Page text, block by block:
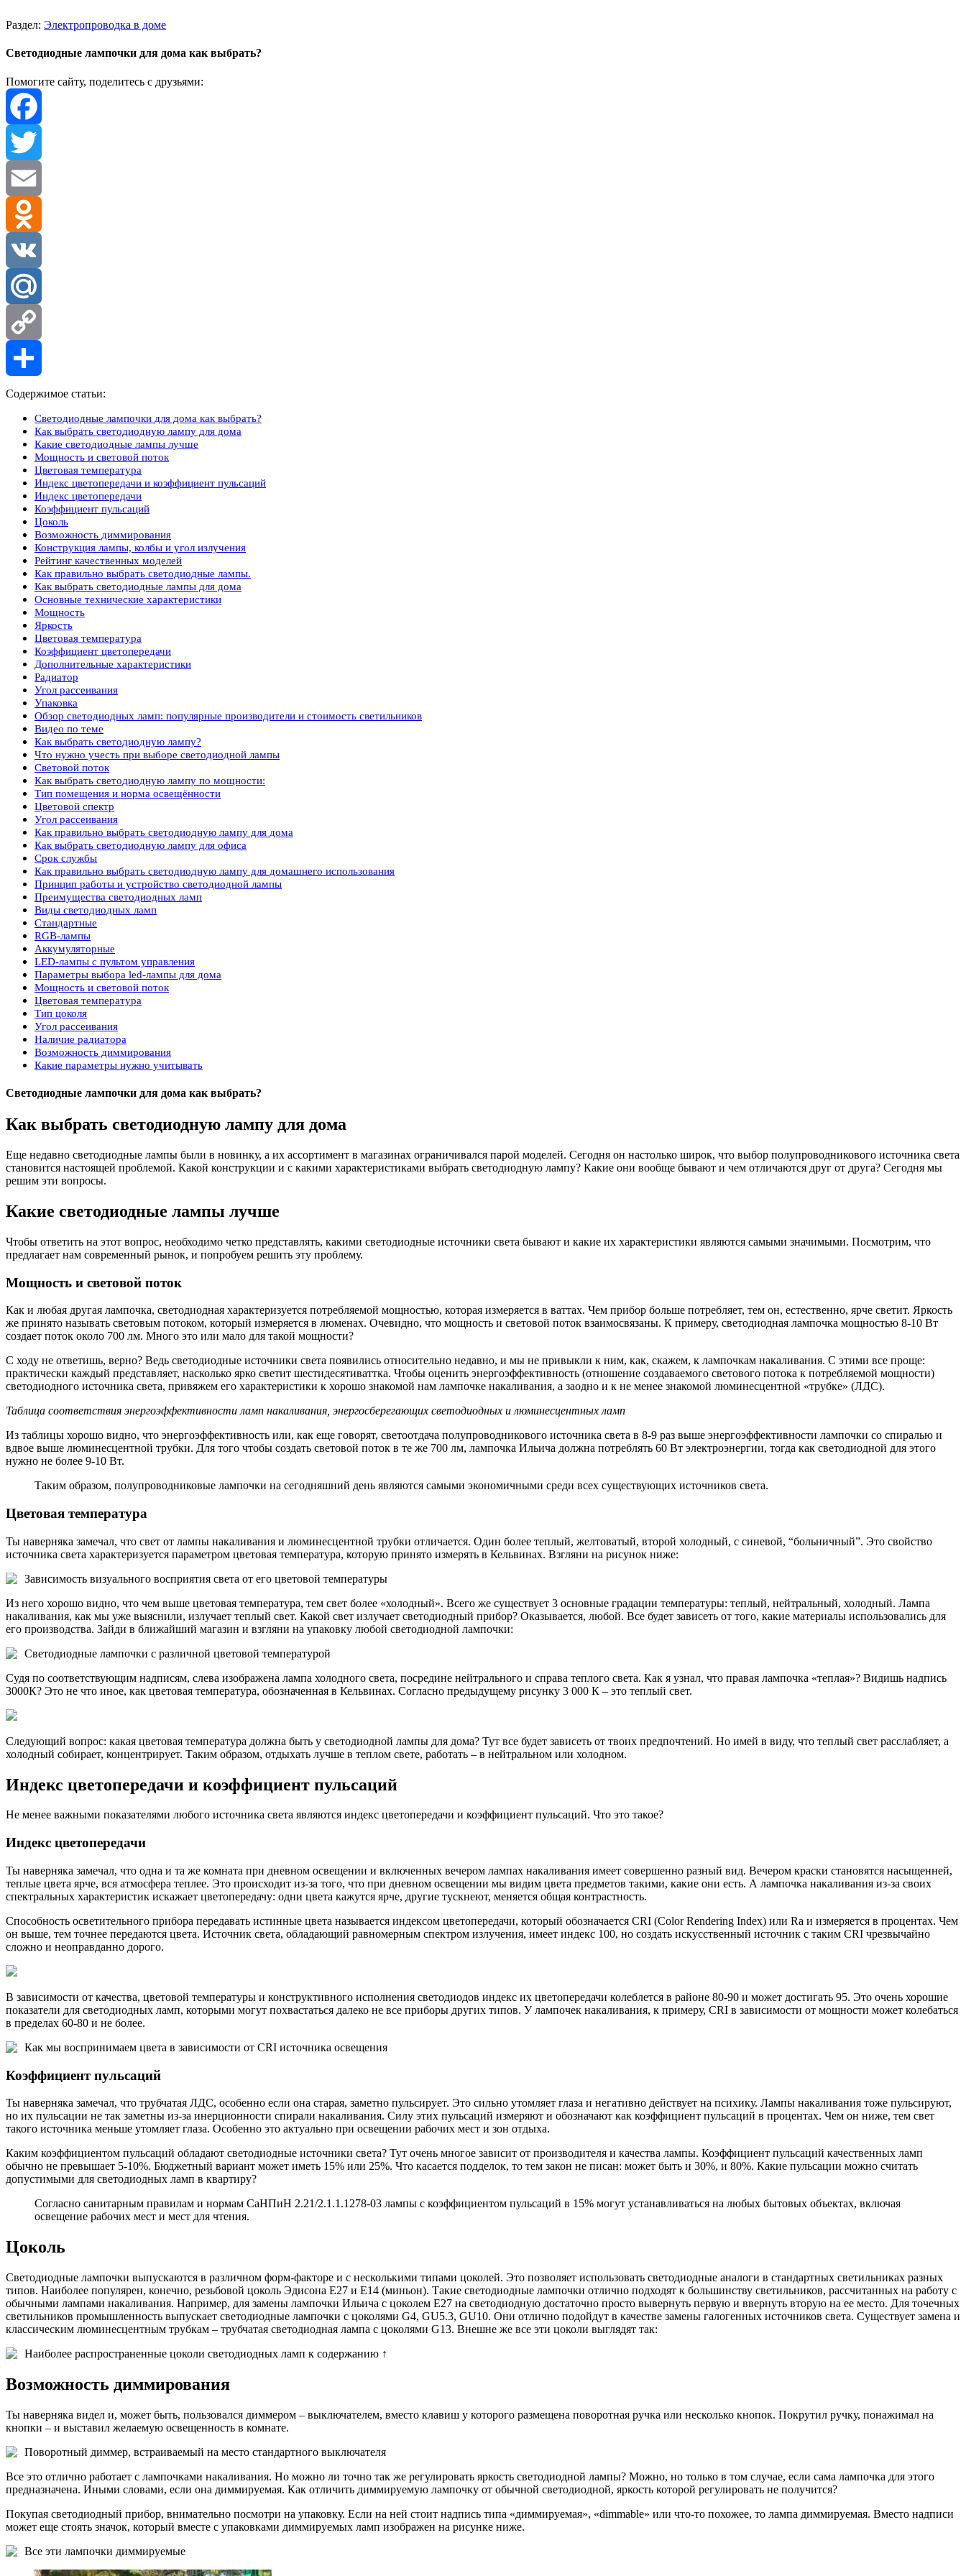
Раздел: Электропроводка в доме
Светодиодные лампочки для дома как выбрать?
Помогите сайту, поделитесь с друзьями:
Facebook
Twitter
Email
Odnoklassniki
VK
Mail.Ru
Copy
Link
Отправить
Содержимое статьи:
Светодиодные лампочки для дома как выбрать?
Как выбрать светодиодную лампу для дома
Какие светодиодные лампы лучше
Мощность и световой поток
Цветовая температура
Индекс цветопередачи и коэффициент пульсаций
Индекс цветопередачи
Коэффициент пульсаций
Цоколь
Возможность диммирования
Конструкция лампы, колбы и угол излучения
Рейтинг качественных моделей
Как правильно выбрать светодиодные лампы.
Как выбрать светодиодные лампы для дома
Основные технические характеристики
Мощность
Яркость
Цветовая температура
Коэффициент цветопередачи
Дополнительные характеристики
Радиатор
Угол рассеивания
Упаковка
Обзор светодиодных ламп: популярные производители и стоимость светильников
Видео по теме
Как выбрать светодиодную лампу?
Что нужно учесть при выборе светодиодной лампы
Световой поток
Как выбрать светодиодную лампу по мощности:
Тип помещения и норма освещённости
Цветовой спектр
Угол рассеивания
Как правильно выбрать светодиодную лампу для дома
Как выбрать светодиодную лампу для офиса
Срок службы
Как правильно выбрать светодиодную лампу для домашнего использования
Принцип работы и устройство светодиодной лампы
Преимущества светодиодных ламп
Виды светодиодных ламп
Стандартные
RGB-лампы
Аккумуляторные
LED-лампы с пультом управления
Параметры выбора led-лампы для дома
Мощность и световой поток
Цветовая температура
Тип цоколя
Угол рассеивания
Наличие радиатора
Возможность диммирования
Какие параметры нужно учитывать
Светодиодные лампочки для дома как выбрать?
Как выбрать светодиодную лампу для дома
Еще недавно светодиодные лампы были в новинку, а их ассортимент в магазинах ограничивался парой моделей. Сегодня он настолько широк, что выбор полупроводникового источника света
становится настоящей проблемой. Какой конструкции и с какими характеристиками выбрать светодиодную лампу? Какие они вообще бывают и чем отличаются друг от друга? Сегодня мы
решим эти вопросы.
Какие светодиодные лампы лучше
Чтобы ответить на этот вопрос, необходимо четко представлять, какими светодиодные источники света бывают и какие их характеристики являются самыми значимыми. Посмотрим, что
предлагает нам современный рынок, и попробуем решить эту проблему.
Мощность и световой поток
Как и любая другая лампочка, светодиодная характеризуется потребляемой мощностью, которая измеряется в ваттах. Чем прибор больше потребляет, тем он, естественно, ярче светит. Яркость
же принято называть световым потоком, который измеряется в люменах. Очевидно, что мощность и световой поток взаимосвязаны. К примеру, светодиодная лампочка мощностью 8-10 Вт
создает поток около 700 лм. Много это или мало для такой мощности?
С ходу не ответишь, верно? Ведь светодиодные источники света появились относительно недавно, и мы не привыкли к ним, как, скажем, к лампочкам накаливания. С этими все проще:
практически каждый представляет, насколько ярко светит шестидесятиваттка. Чтобы оценить энергоэффективность (отношение создаваемого светового потока к потребляемой мощности)
светодиодного источника света, привяжем его характеристики к хорошо знакомой нам лампочке накаливания, а заодно и к не менее знакомой люминесцентной «трубке» (ЛДС).
Таблица соответствия энергоэффективности ламп накаливания, энергосберегающих светодиодных и люминесцентных ламп
Из таблицы хорошо видно, что энергоэффективность или, как еще говорят, светоотдача полупроводникового источника света в 8-9 раз выше энергоэффективности лампочки со спиралью и
вдвое выше люминесцентной трубки. Для того чтобы создать световой поток в те же 700 лм, лампочка Ильича должна потреблять 60 Вт электроэнергии, тогда как светодиодной для этого
нужно не более 9-10 Вт.
Таким образом, полупроводниковые лампочки на сегодняшний день являются самыми экономичными среди всех существующих источников света.
Цветовая температура
Ты наверняка замечал, что свет от лампы накаливания и люминесцентной трубки отличается. Один более теплый, желтоватый, второй холодный, с синевой, “больничный”. Это свойство
источника света характеризуется параметром цветовая температура, которую принято измерять в Кельвинах. Взгляни на рисунок ниже:
Зависимость визуального восприятия света от его цветовой температуры
Из него хорошо видно, что чем выше цветовая температура, тем свет более «холодный». Всего же существует 3 основные градации температуры: теплый, нейтральный, холодный. Лампа
накаливания, как мы уже выяснили, излучает теплый свет. Какой свет излучает светодиодный прибор? Оказывается, любой. Все будет зависеть от того, какие материалы использовались для
его производства. Зайди в ближайший магазин и взгляни на упаковку любой светодиодной лампочки:
Светодиодные лампочки с различной цветовой температурой
Судя по соответствующим надписям, слева изображена лампа холодного света, посредине нейтрального и справа теплого света. Как я узнал, что правая лампочка «теплая»? Видишь надпись
3000К? Это не что иное, как цветовая температура, обозначенная в Кельвинах. Согласно предыдущему рисунку 3 000 К – это теплый свет.
Следующий вопрос: какая цветовая температура должна быть у светодиодной лампы для дома? Тут все будет зависеть от твоих предпочтений. Но имей в виду, что теплый свет расслабляет, а
холодный собирает, концентрирует. Таким образом, отдыхать лучше в теплом свете, работать – в нейтральном или холодном.
Индекс цветопередачи и коэффициент пульсаций
Не менее важными показателями любого источника света являются индекс цветопередачи и коэффициент пульсаций. Что это такое?
Индекс цветопередачи
Ты наверняка замечал, что одна и та же комната при дневном освещении и включенных вечером лампах накаливания имеет совершенно разный вид. Вечером краски становятся насыщенней,
теплые цвета ярче, вся атмосфера теплее. Это происходит из-за того, что при дневном освещении мы видим цвета предметов такими, какие они есть. А лампочка накаливания из-за своих
спектральных характеристик искажает цветопередачу: одни цвета кажутся ярче, другие тускнеют, меняется общая контрастность.
Способность осветительного прибора передавать истинные цвета называется индексом цветопередачи, который обозначается CRI (Color Rendering Index) или Ra и измеряется в процентах. Чем
он выше, тем точнее передаются цвета. Источник света, обладающий равномерным спектром излучения, имеет индекс 100, но создать искусственный источник с таким CRI чрезвычайно
сложно и неоправданно дорого.
В зависимости от качества, цветовой температуры и конструктивного исполнения светодиодов индекс их цветопередачи колеблется в районе 80-90 и может достигать 95. Это очень хорошие
показатели для светодиодных ламп, которыми могут похвастаться далеко не все приборы других типов. У лампочек накаливания, к примеру, CRI в зависимости от мощности может колебаться
в пределах 60-80 и не более.
Как мы воспринимаем цвета в зависимости от CRI источника освещения
Коэффициент пульсаций
Ты наверняка замечал, что трубчатая ЛДС, особенно если она старая, заметно пульсирует. Это сильно утомляет глаза и негативно действует на психику. Лампы накаливания тоже пульсируют,
но их пульсации не так заметны из-за инерционности спирали накаливания. Силу этих пульсаций измеряют и обозначают как коэффициент пульсаций в процентах. Чем он ниже, тем свет
такого источника меньше утомляет глаза. Особенно это актуально при освещении рабочих мест и зон отдыха.
Каким коэффициентом пульсаций обладают светодиодные источники света? Тут очень многое зависит от производителя и качества лампы. Коэффициент пульсаций качественных ламп
обычно не превышает 5-10%. Бюджетный вариант может иметь 15% или 25%. Что касается подделок, то тем закон не писан: может быть и 30%, и 80%. Какие пульсации можно считать
допустимыми для светодиодных ламп в квартиру?
Согласно санитарным правилам и нормам СаНПиН 2.21/2.1.1.1278-03 лампы с коэффициентом пульсаций в 15% могут устанавливаться на любых бытовых объектах, включая
освещение рабочих мест и мест для чтения.
Цоколь
Светодиодные лампочки выпускаются в различном форм-факторе и с несколькими типами цоколей. Это позволяет использовать светодиодные аналоги в стандартных светильниках разных
типов. Наиболее популярен, конечно, резьбовой цоколь Эдисона Е27 и Е14 (миньон). Такие светодиодные лампочки отлично подходят к большинству светильников, рассчитанных на работу с
обычными лампами накаливания. Например, для замены лампочки Ильича с цоколем Е27 на светодиодную достаточно просто вывернуть первую и ввернуть вторую на ее место. Для точечных
светильников промышленность выпускает светодиодные лампочки с цоколями G4, GU5.3, GU10. Они отлично подойдут в качестве замены галогенных источников света. Существует замена и
классическим люминесцентным трубкам – трубчатая светодиодная лампа с цоколями G13. Внешне же все эти цоколи выглядят так:
Наиболее распространенные цоколи светодиодных ламп к содержанию ↑
Возможность диммирования
Ты наверняка видел и, может быть, пользовался диммером – выключателем, вместо клавиш у которого размещена поворотная ручка или несколько кнопок. Покрутил ручку, понажимал на
кнопки – и выставил желаемую освещенность в комнате.
Поворотный диммер, встраиваемый на место стандартного выключателя
Все это отлично работает с лампочками накаливания. Но можно ли точно так же регулировать яркость светодиодной лампы? Можно, но только в том случае, если сама лампочка для этого
предназначена. Иными словами, если она диммируемая. Как отличить диммируемую лампочку от обычной светодиодной, яркость которой регулировать не получится?
Покупая светодиодный прибор, внимательно посмотри на упаковку. Если на ней стоит надпись типа «диммируемая», «dimmable» или что-то похожее, то лампа диммируемая. Вместо надписи
может еще стоять значок, который вместе с упаковками диммируемых ламп изображен на рисунке ниже.
Все эти лампочки диммируемые